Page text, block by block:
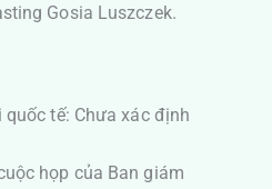
Gosia Luszczek.
tế: Chưa xác định
họp của Ban giám